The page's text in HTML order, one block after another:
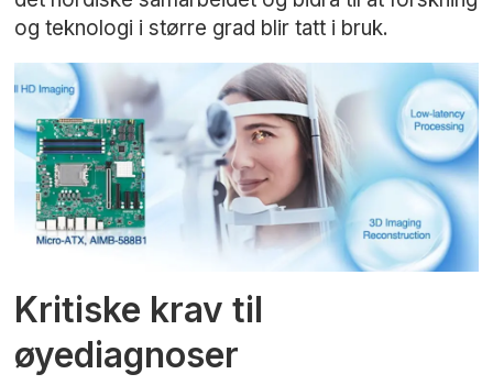
og teknologi i større grad blir tatt i bruk.
Kritiske krav til
øyediagnoser